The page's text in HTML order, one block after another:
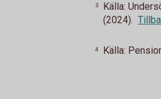
3
Källa:
(2024).
4 Källa: